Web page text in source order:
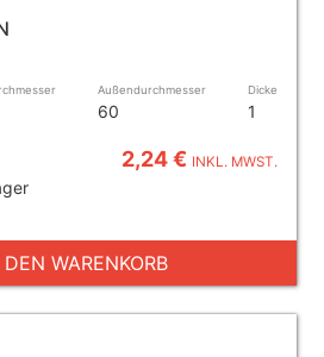
Außendurchmesser
60
Dicke
1
2,24 € INKL. MWST.
DEN WARENKORB